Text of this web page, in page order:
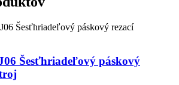
Šesťhriadeľový páskový